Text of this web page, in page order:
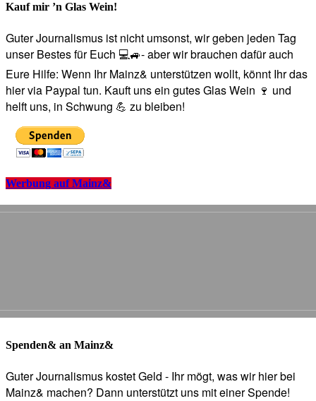
Kauf mir ’n Glas Wein!
Guter Journalismus ist nicht umsonst, wir geben jeden Tag
unser Bestes für Euch 💻🚙- aber wir brauchen dafür auch
Eure Hilfe: Wenn Ihr Mainz& unterstützen wollt, könnt Ihr das
hier via Paypal tun. Kauft uns ein gutes Glas Wein 🍷 und
helft uns, in Schwung 💪 zu bleiben!
Werbung auf Mainz&
Spenden& an Mainz&
Guter Journalismus kostet Geld - Ihr mögt, was wir hier bei
Mainz& machen? Dann unterstützt uns mit einer Spende!